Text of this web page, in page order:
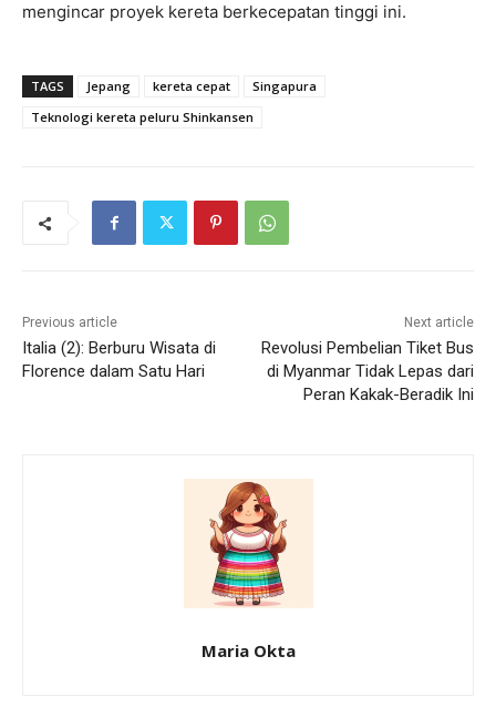
mengincar proyek kereta berkecepatan tinggi ini.
TAGS Jepang kereta cepat
Singapura
Teknologi kereta peluru Shinkansen
Previous article
Italia (2): Berburu Wisata di
Florence dalam Satu Hari
Next article
Revolusi Pembelian Tiket Bus
di Myanmar Tidak Lepas dari
Peran Kakak-Beradik Ini
Maria Okta